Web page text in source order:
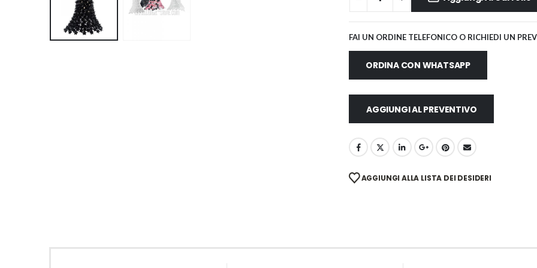
FAI UN ORDINE TELEFONICO O RICHIEDI UN
ORDINA CON WHATSAPP
AGGIUNGI AL PREVENTIVO
AGGIUNGI ALLA LISTA DEI DESIDERI